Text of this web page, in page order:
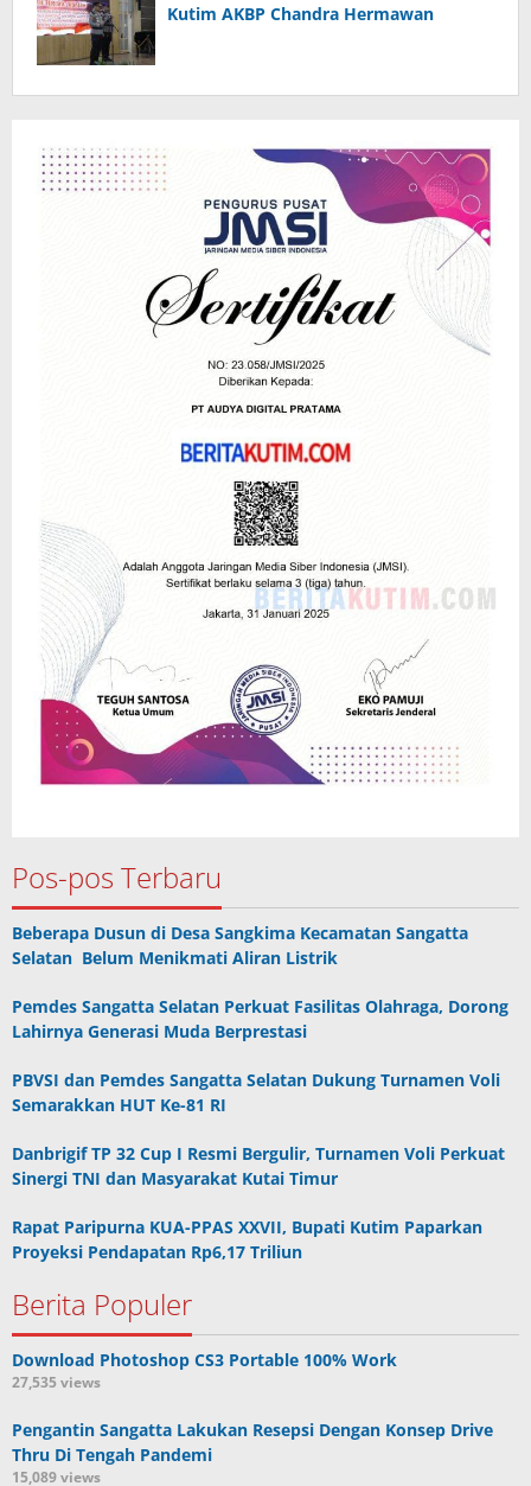
Kutim AKBP Chandra Hermawan
Pos-pos Terbaru
Beberapa Dusun di Desa Sangkima Kecamatan Sangatta
Selatan Belum Menikmati Aliran Listrik
Pemdes Sangatta Selatan Perkuat Fasilitas Olahraga, Dorong
Lahirnya Generasi Muda Berprestasi
PBVSI dan Pemdes Sangatta Selatan Dukung Turnamen Voli
Semarakkan HUT Ke-81 RI
Danbrigif TP 32 Cup I Resmi Bergulir, Turnamen Voli Perkuat
Sinergi TNI dan Masyarakat Kutai Timur
Rapat Paripurna KUA-PPAS XXVII, Bupati Kutim Paparkan
Proyeksi Pendapatan Rp6,17 Triliun
Berita Populer
Download Photoshop CS3 Portable 100% Work
27,535 views
Pengantin Sangatta Lakukan Resepsi Dengan Konsep Drive
Thru Di Tengah Pandemi
15,089 views